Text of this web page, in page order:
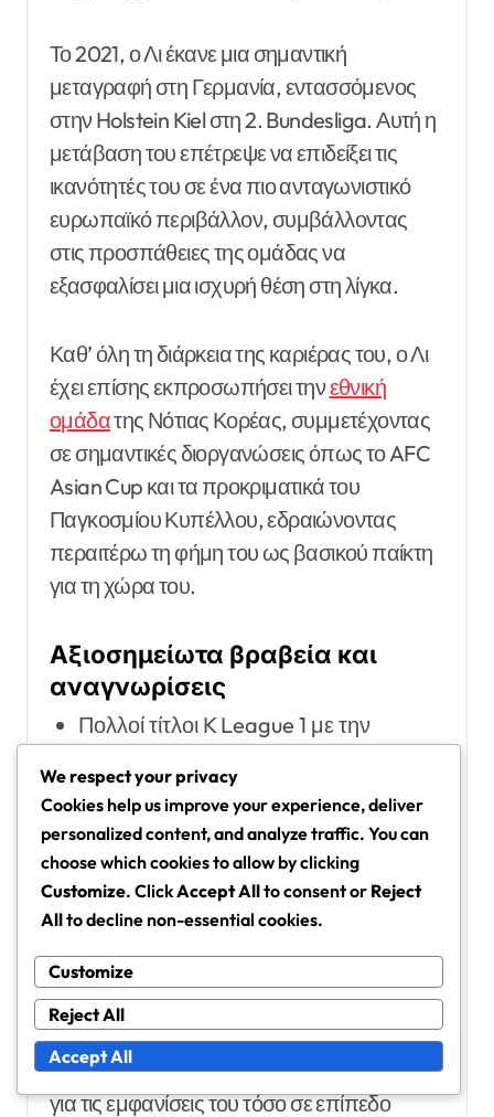
Το 2021, ο Λι έκανε μια σημαντική
μεταγραφή στη Γερμανία, εντασσόμενος
στην Holstein Kiel στη 2. Bundesliga. Αυτή η
μετάβαση του επέτρεψε να επιδείξει τις
ικανότητές του σε ένα πιο ανταγωνιστικό
ευρωπαϊκό περιβάλλον, συμβάλλοντας
στις προσπάθειες της ομάδας να
εξασφαλίσει μια ισχυρή θέση στη λίγκα.
Καθ’ όλη τη διάρκεια της καριέρας του, ο Λι
έχει επίσης εκπροσωπήσει τηνεθνική
ομάδατης Νότιας Κορέας, συμμετέχοντας
σε σημαντικές διοργανώσεις όπως το AFC
Asian Cup και τα προκριματικά του
Παγκοσμίου Κυπέλλου, εδραιώνοντας
περαιτέρω τη φήμη του ως βασικού παίκτη
για τη χώρα του.
Αξιοσημείωτα βραβεία και
αναγνωρίσεις
Πολλοί τίτλοι K League 1 με την
Βραβείο Καλύτερου Νέου Παίκτη στην
K League 1
Αναγνώριση ως ξεχωριστός παίκτης
στο AFC Champions League
Συνεχής επιλογή για την εθνική ομάδα
της Νότιας Κορέας κατά τη διάρκεια
διεθνών διοργανώσεων
Οι συνεισφορές του Λι δεν έχουν περάσει
απαρατήρητες, καθώς έχει λάβει διακρίσεις
για τις εμφανίσεις του τόσο σε επίπεδο
We respect your privacy
Cookies help us improve your experience, deliver
personalized content, and analyze traffic. You can
choose which cookies to allow by clicking
Customize. ClickAccept Allto consent or Reject
Allto decline non-essential cookies.
Customize
Reject All
Accept All